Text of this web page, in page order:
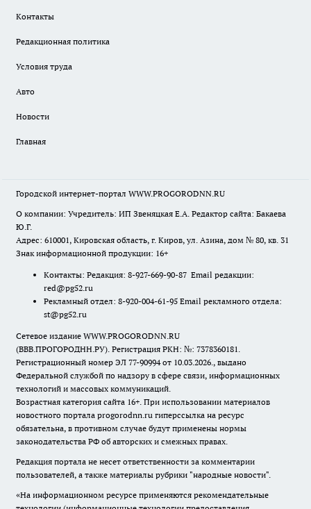
Контакты
Редакционная политика
Условия труда
Авто
Новости
Главная
Городской интернет-портал WWW.PROGORODNN.RU
О компании: Учредитель: ИП Звеняцкая Е.А. Редактор сайта: Бакаева
Ю.Г.
Адрес: 610001, Кировская область, г. Киров, ул. Азина, дом № 80, кв. 31
Знак информационной продукции: 16+
Контакты: Редакция: 8-927-669-90-87 Email редакции:
red@pg52.ru
Рекламный отдел: 8-920-004-61-95 Email рекламного отдела:
st@pg52.ru
Сетевое издание WWW.PROGORODNN.RU
(ВВВ.ПРОГОРОДНН.РУ). Регистрация РКН: №: 7378360181.
Регистрационный номер ЭЛ 77-90994 от 10.03.2026., выдано
Федеральной службой по надзору в сфере связи, информационных
технологий и массовых коммуникаций.
Возрастная категория сайта 16+. При использовании материалов
новостного портала progorodnn.ru гиперссылка на ресурс
обязательна, в противном случае будут применены нормы
законодательства РФ об авторских и смежных правах.
Редакция портала не несет ответственности за комментарии
пользователей, а также материалы рубрики "народные новости".
«На информационном ресурсе применяются рекомендательные